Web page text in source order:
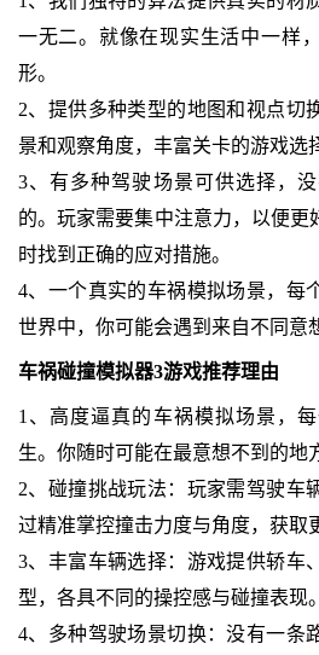
一无二。就像在现实生活中一样
形。
2、提供多种类型的地图和视点切
景和观察角度，丰富关卡的游戏选
3、有多种驾驶场景可供选择，
的。玩家需要集中注意力，以便更
时找到正确的应对措施。
4、一个真实的车祸模拟场景，每
世界中，你可能会遇到来自不同意
车祸碰撞模拟器3游戏推荐理由
1、高度逼真的车祸模拟场景，
生。你随时可能在最意想不到的地
2、碰撞挑战玩法：玩家需驾驶车
过精准掌控撞击力度与角度，获取
3、丰富车辆选择：游戏提供轿车
型，各具不同的操控感与碰撞表现。
4、多种驾驶场景切换：没有一条